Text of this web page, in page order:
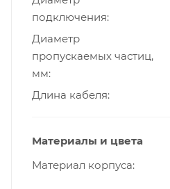
подключения
Диаметр
пропускаемых частиц,
мм
Длина кабеля
Материалы и цвета
Материал корпуса